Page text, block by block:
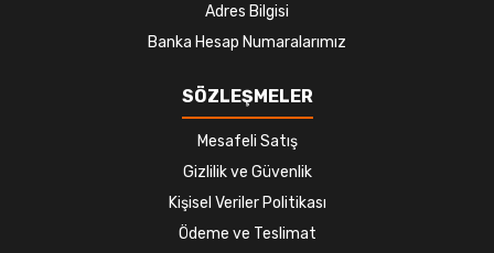
Adres Bilgisi
Banka Hesap Numaralarımız
SÖZLEŞMELER
Mesafeli Satış
Gizlilik ve Güvenlik
Kişisel Veriler Politikası
Ödeme ve Teslimat